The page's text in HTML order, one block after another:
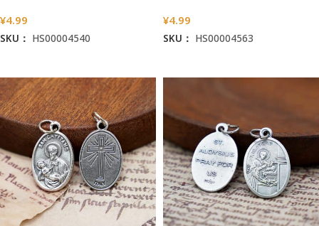
¥4.99
SKU： HS00004540
¥4.99
SKU： HS00004563